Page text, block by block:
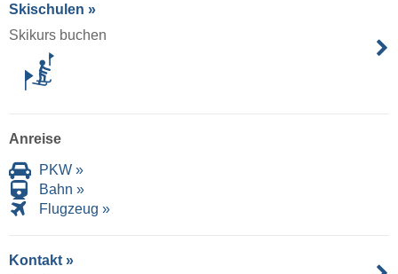
Skischulen »
Skikurs buchen
Anreise
PKW »
Bahn »
Flugzeug »
Kontakt »